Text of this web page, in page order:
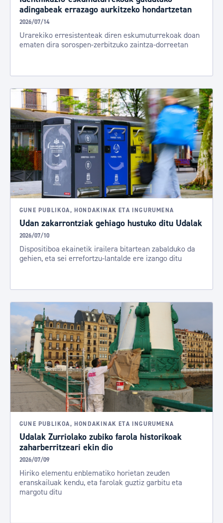
adingabeak errazago aurkitzeko hondartzetan
2026/07/14
Urarekiko erresistenteak diren eskumuturrekoak doan
ematen dira sorospen-zerbitzuko zaintza-dorreetan
GUNE PUBLIKOA, HONDAKINAK ETA INGURUMENA
Udan zakarrontziak gehiago hustuko ditu Udalak
2026/07/10
Dispositiboa ekainetik irailera bitartean zabalduko da
gehien, eta sei errefortzu-lantalde ere izango ditu
GUNE PUBLIKOA, HONDAKINAK ETA INGURUMENA
Udalak Zurriolako zubiko farola historikoak
zaharberritzeari ekin dio
2026/07/09
Hiriko elementu enblematiko horietan zeuden
eranskailuak kendu, eta farolak guztiz garbitu eta
margotu ditu